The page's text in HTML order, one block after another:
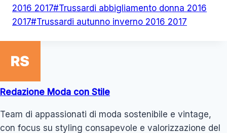
articolo:
2016 2017#Trussardi abbigliamento donna 2016
2017#Trussardi autunno inverno 2016 2017
Redazione Moda con Stile
Team di appassionati di moda sostenibile e vintage,
con focus su styling consapevole e valorizzazione del